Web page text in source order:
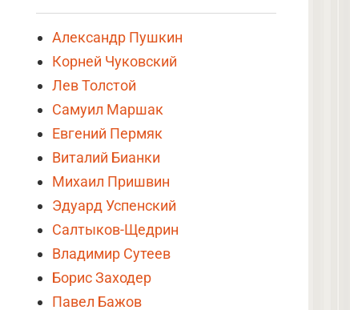
Александр Пушкин
Корней Чуковский
Лев Толстой
Самуил Маршак
Евгений Пермяк
Виталий Бианки
Михаил Пришвин
Эдуард Успенский
Салтыков-Щедрин
Владимир Сутеев
Борис Заходер
Павел Бажов